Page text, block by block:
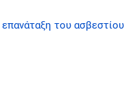
του ασβεστίου